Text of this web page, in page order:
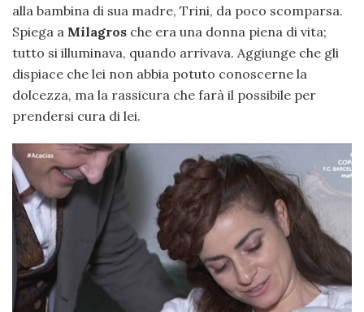
alla bambina di sua madre, Trini, da poco scomparsa.
Spiega a Milagros che era una donna piena di vita;
tutto si illuminava, quando arrivava. Aggiunge che gli
dispiace che lei non abbia potuto conoscerne la
dolcezza, ma la rassicura che farà il possibile per
prendersi cura di lei.